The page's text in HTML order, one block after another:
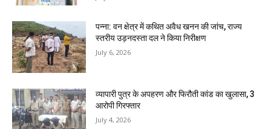
पन्ना: वन क्षेत्र में कथित अवैध खनन की जांच, राज्य
स्तरीय उड़नदस्ता दल ने किया निरीक्षण
July 6, 2026
व्यापारी पुत्र के अपहरण और फिरौती कांड का खुलासा, 3
आरोपी गिरफ्तार
July 4, 2026